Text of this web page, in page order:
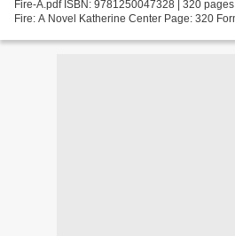
Fire-A.pdf ISBN: 9781250047328 | 320
Fire: A Novel Katherine Center Page: 320